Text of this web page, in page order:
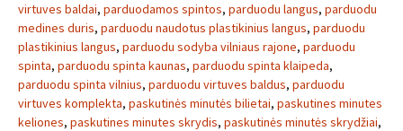
virtuves baldai, parduodamos spintos, parduodu langus, parduodu
medines duris, parduodu naudotus plastikinius langus, parduodu
plastikinius langus, parduodu sodyba vilniaus rajone, parduodu
spinta, parduodu spinta kaunas, parduodu spinta klaipeda,
parduodu spinta vilnius, parduodu virtuves baldus, parduodu
virtuves komplekta, paskutinės minutės bilietai, paskutines minutes
keliones, paskutines minutes skrydis, paskutinės minutės skrydžiai,